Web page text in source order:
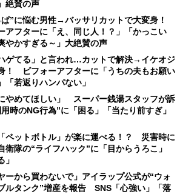
絶賛の声
ぱ”に悩む男性→バッサリカットで大変身！
アフターに「え、同じ人！？」「かっこい
やかすぎる～」大絶賛の声
ゲてる」と言われ…カットで解決→イケオジ
！ ビフォーアフターに「うちの夫もお願い
「若返りハンパない」
にやめてほしい」 スーパー銭湯スタッフが訴
時のNG行為”に「困る」「当たり前すぎ」
ペットボトル」が楽に運べる！？ 災害時に
衛隊の“ライフハック”に「目からうろこ」
」
ーから買わないで」アイラップ公式が“ウォ
ルタンク”増産を報告 SNS「心強い」「落